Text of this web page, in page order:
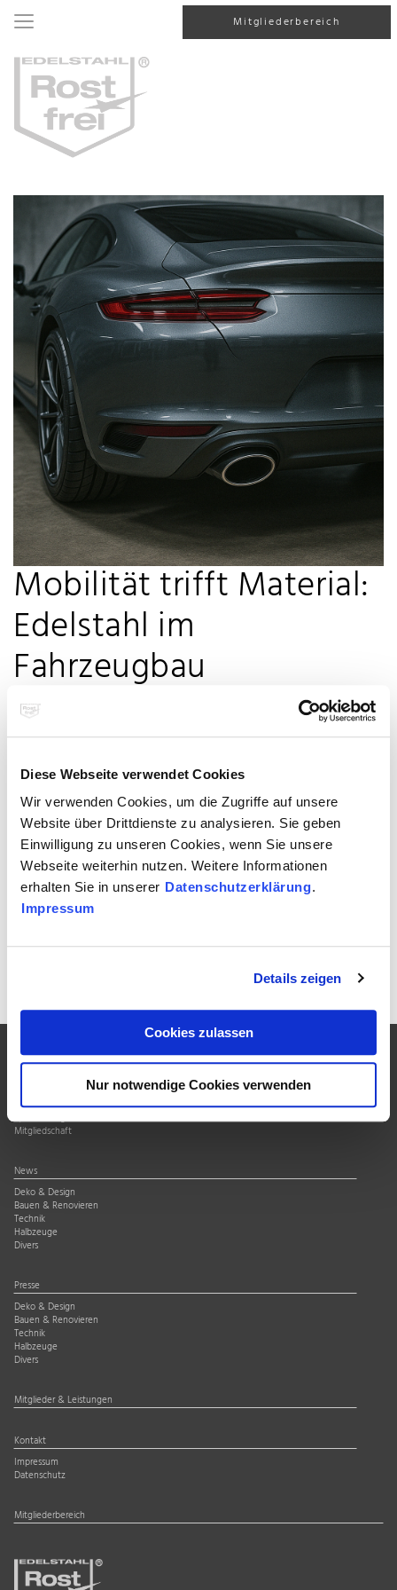
Diese Webseite verwendet Cookies
Wir verwenden Cookies, um die Zugriffe auf unsere
Website über Drittdienste zu analysieren. Sie geben
Einwilligung zu unseren Cookies, wenn Sie unsere
Webseite weiterhin nutzen. Weitere Informationen
erhalten Sie in unserer Datenschutzerklärung.
Impressum
Details zeigen
Cookies zulassen
Nur notwendige Cookies verwenden
Mitgliederbereich
Mobilität trifft Material:
Edelstahl im
Fahrzeugbau
aber unverzichtbar.
Ob Auspuffanlagen, Batteriegehäuse oder tragende Strukturen:
🔧 leicht, stabil, korrosionsfest
💡 Und weil Edelstahl recycelbar ist, passt er perfekt in die
Mobilität von morgen.
Verband
Qualitätssiegel
Mitgliedschaft
News
Deko & Design
Bauen & Renovieren
Technik
Halbzeuge
Divers
Presse
Deko & Design
Bauen & Renovieren
Technik
Halbzeuge
Divers
Mitglieder & Leistungen
Kontakt
Impressum
Datenschutz
Mitgliederbereich